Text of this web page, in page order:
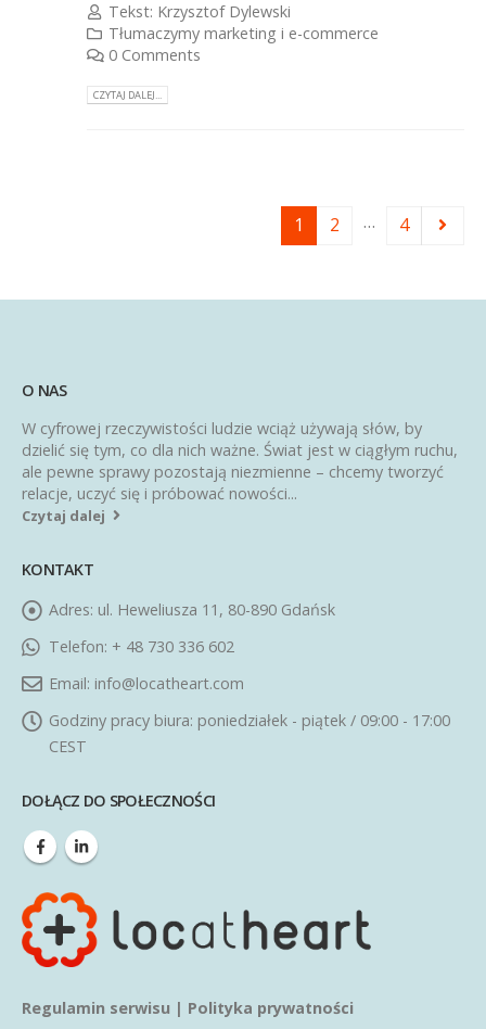
Tekst: Krzysztof Dylewski
Tłumaczymy marketing i e-commerce
0 Comments
CZYTAJ DALEJ...
1 2 … 4
O NAS
W cyfrowej rzeczywistości ludzie wciąż używają słów, by
dzielić się tym, co dla nich ważne. Świat jest w ciągłym ruchu,
ale pewne sprawy pozostają niezmienne – chcemy tworzyć
relacje, uczyć się i próbować nowości...
Czytaj dalej
KONTAKT
Adres: ul. Heweliusza 11, 80-890 Gdańsk
Telefon: + 48 730 336 602
Email: info@locatheart.com
Godziny pracy biura: poniedziałek - piątek / 09:00 - 17:00
CEST
DOŁĄCZ DO SPOŁECZNOŚCI
Regulamin serwisu | Polityka prywatności